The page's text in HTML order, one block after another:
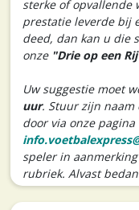
sterke of opvallende
prestatie leverde bij
deed, dan kan u die
onze "Drie op een
Uw suggestie moet
uur. Stuur zijn naam
door via onze
speler in
rubriek. Alvast